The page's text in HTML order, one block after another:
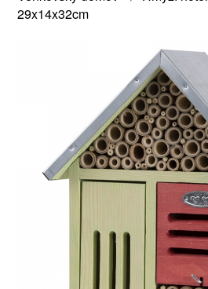
29x14x32cm